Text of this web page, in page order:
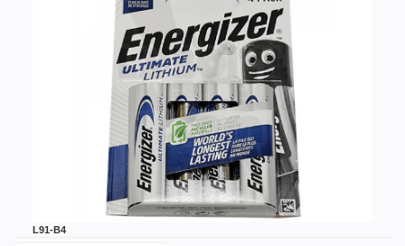
L91-B4